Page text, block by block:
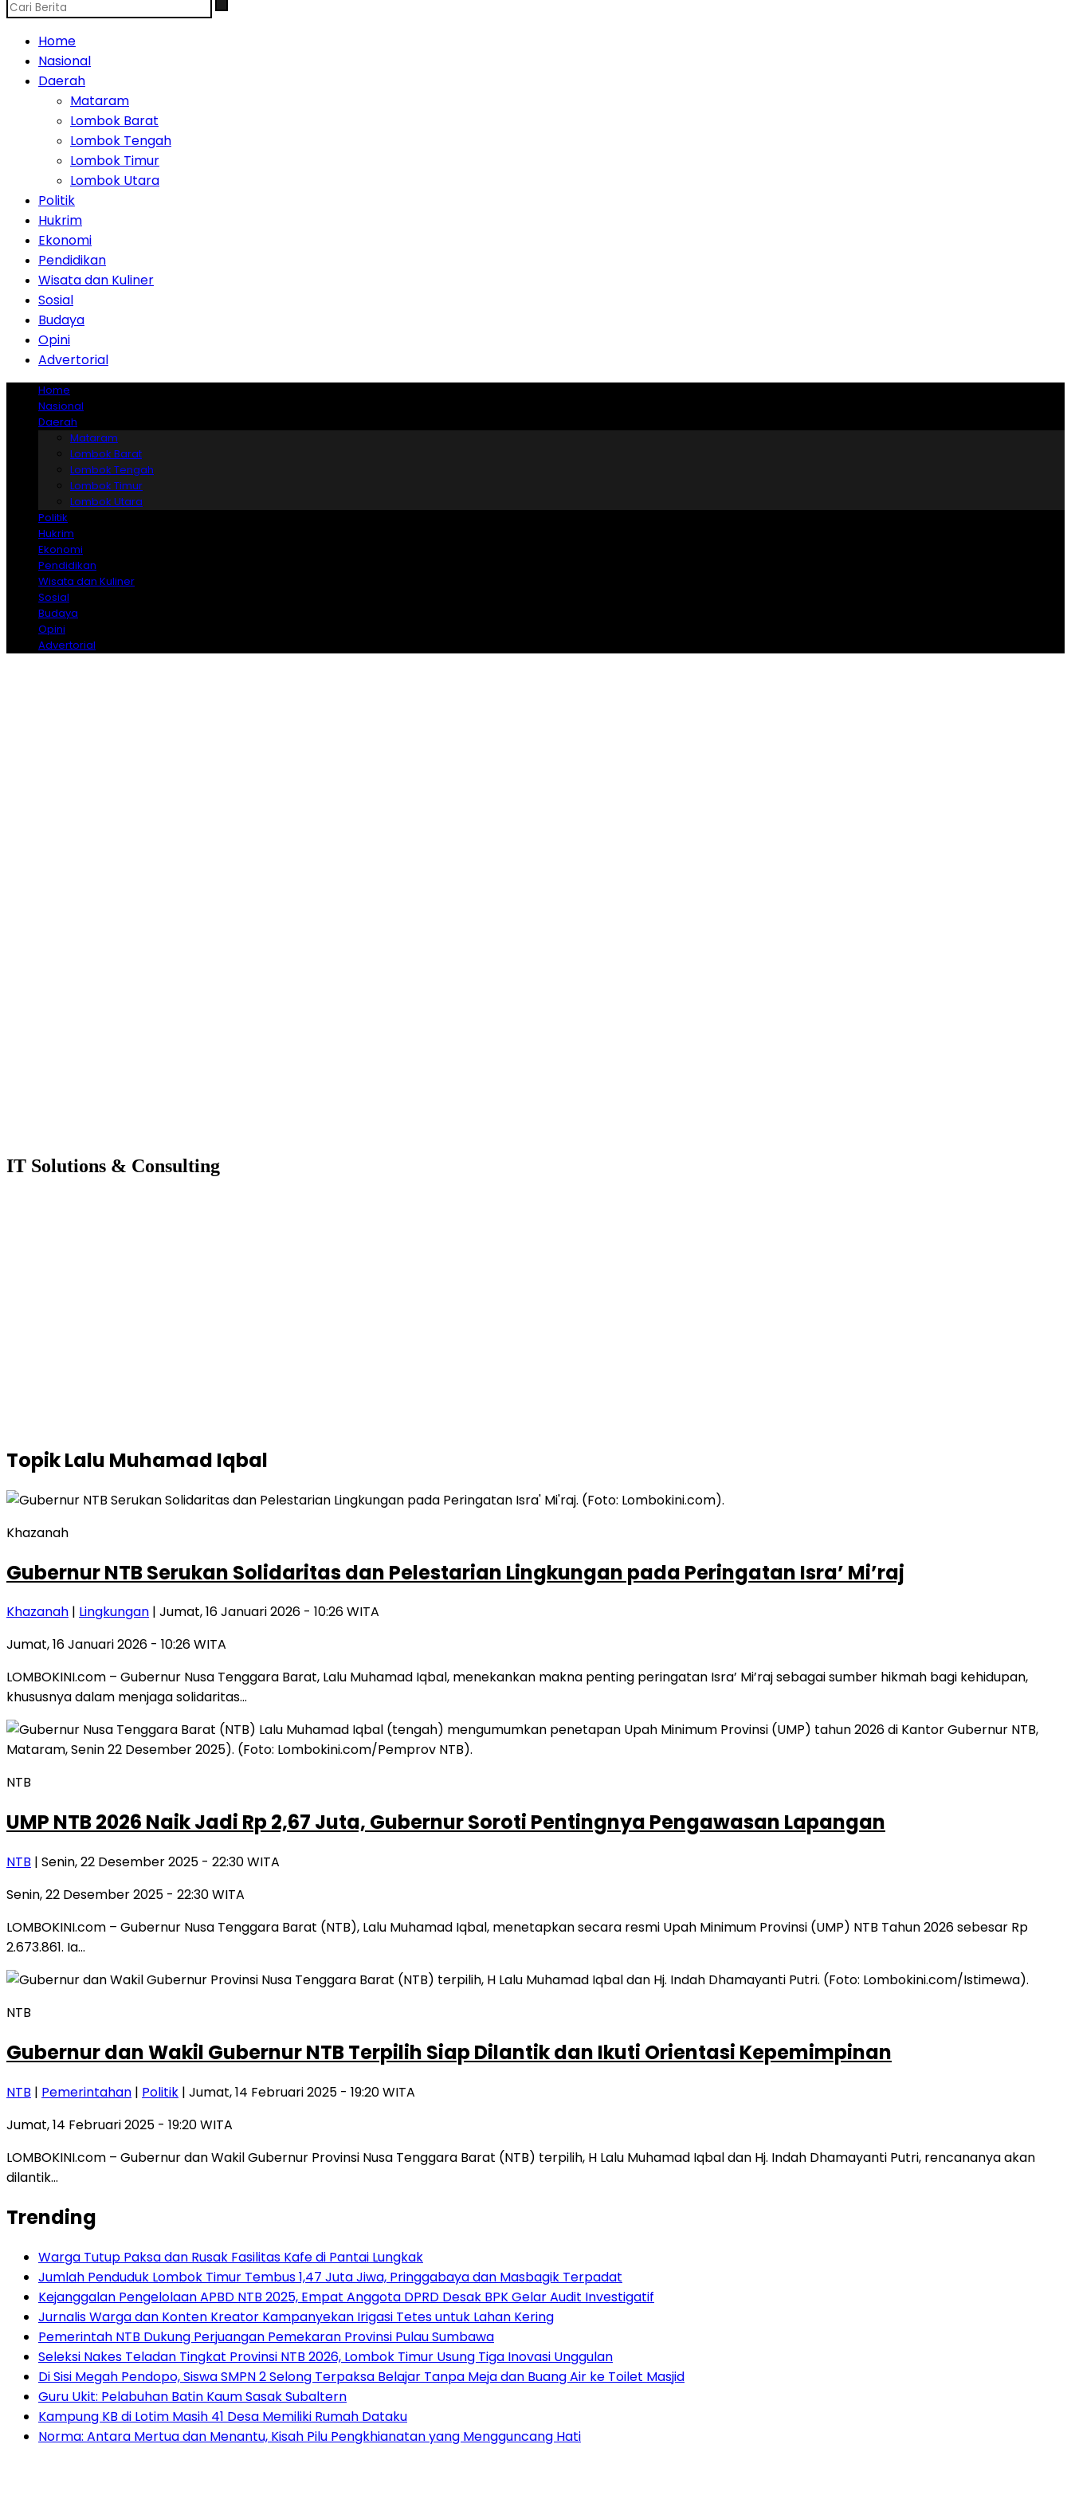
Home
Nasional
Daerah
Mataram
Lombok Barat
Lombok Tengah
Lombok Timur
Lombok Utara
Politik
Hukrim
Ekonomi
Pendidikan
Wisata dan Kuliner
Sosial
Budaya
Opini
Advertorial
Home
Nasional
Daerah
Mataram
Lombok Barat
Lombok Tengah
Lombok Timur
Lombok Utara
Politik
Hukrim
Ekonomi
Pendidikan
Wisata dan Kuliner
Sosial
Budaya
Opini
Advertorial
IT Solutions & Consulting
TopikLalu Muhamad Iqbal
Khazanah
Gubernur NTB Serukan Solidaritas dan Pelestarian Lingkungan pada Peringatan Isra’ Mi’raj
Khazanah | Lingkungan | Jumat, 16 Januari 2026 - 10:26 WITA
Jumat, 16 Januari 2026 - 10:26 WITA
LOMBOKINI.com – Gubernur Nusa Tenggara Barat, Lalu Muhamad Iqbal, menekankan makna penting peringatan Isra’ Mi’raj sebagai sumber hikmah bagi kehidupan,
khususnya dalam menjaga solidaritas…
NTB
UMP NTB 2026 Naik Jadi Rp 2,67 Juta, Gubernur Soroti Pentingnya Pengawasan Lapangan
NTB | Senin, 22 Desember 2025 - 22:30 WITA
Senin, 22 Desember 2025 - 22:30 WITA
LOMBOKINI.com – Gubernur Nusa Tenggara Barat (NTB), Lalu Muhamad Iqbal, menetapkan secara resmi Upah Minimum Provinsi (UMP) NTB Tahun 2026 sebesar Rp
2.673.861. Ia…
NTB
Gubernur dan Wakil Gubernur NTB Terpilih Siap Dilantik dan Ikuti Orientasi Kepemimpinan
NTB | Pemerintahan | Politik | Jumat, 14 Februari 2025 - 19:20 WITA
Jumat, 14 Februari 2025 - 19:20 WITA
LOMBOKINI.com – Gubernur dan Wakil Gubernur Provinsi Nusa Tenggara Barat (NTB) terpilih, H Lalu Muhamad Iqbal dan Hj. Indah Dhamayanti Putri, rencananya akan
dilantik…
Trending
Warga Tutup Paksa dan Rusak Fasilitas Kafe di Pantai Lungkak
Jumlah Penduduk Lombok Timur Tembus 1,47 Juta Jiwa, Pringgabaya dan Masbagik Terpadat
Kejanggalan Pengelolaan APBD NTB 2025, Empat Anggota DPRD Desak BPK Gelar Audit Investigatif
Jurnalis Warga dan Konten Kreator Kampanyekan Irigasi Tetes untuk Lahan Kering
Pemerintah NTB Dukung Perjuangan Pemekaran Provinsi Pulau Sumbawa
Seleksi Nakes Teladan Tingkat Provinsi NTB 2026, Lombok Timur Usung Tiga Inovasi Unggulan
Di Sisi Megah Pendopo, Siswa SMPN 2 Selong Terpaksa Belajar Tanpa Meja dan Buang Air ke Toilet Masjid
Guru Ukit: Pelabuhan Batin Kaum Sasak Subaltern
Kampung KB di Lotim Masih 41 Desa Memiliki Rumah Dataku
Norma: Antara Mertua dan Menantu, Kisah Pilu Pengkhianatan yang Mengguncang Hati